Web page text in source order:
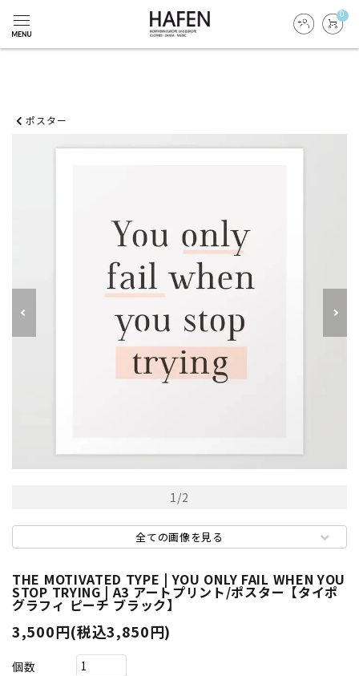
0
ポスター
1/2
全ての画像を見る
THE MOTIVATED TYPE | YOU ONLY FAIL WHEN YOU
STOP TRYING | A3 アートプリント/ポスター【タイポ
グラフィ ピーチ ブラック】
3,500円(税込3,850円)
個数